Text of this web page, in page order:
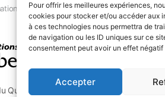
Pour offrir les meilleures expériences,
cookies pour stocker et/ou accéder aux
à ces technologies nous permettra de
de navigation ou les ID uniques sur ce
consentement peut avoir un effet
Accepter
Québec, 2026
Déclaration de services